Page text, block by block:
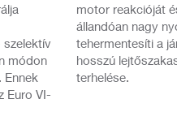
szelektív
módon
Euro VI-
motor reakcióját
állandóan nagy
tehermentesíti a
hosszú
terhelése.